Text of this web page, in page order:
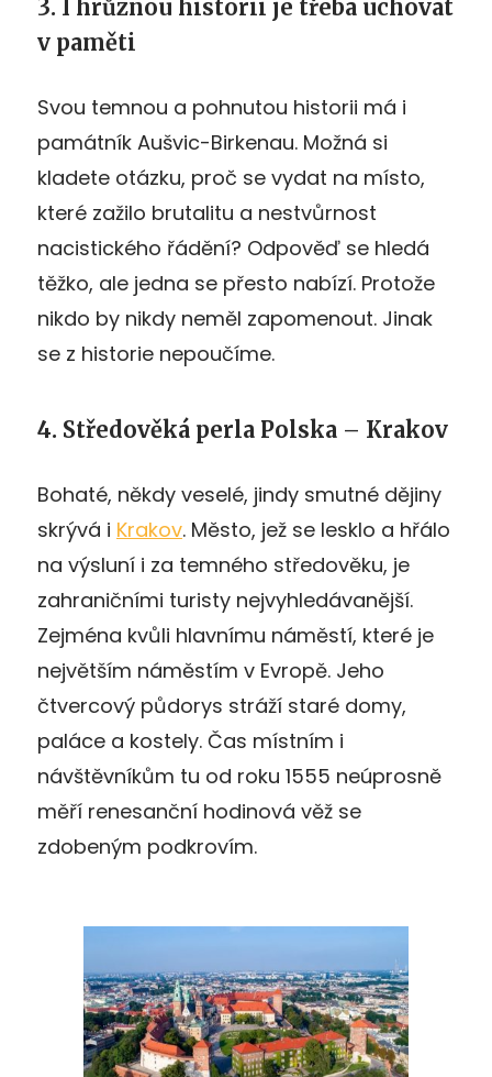
3. I hrůznou historii je třeba uchovat
v paměti
Svou temnou a pohnutou historii má i
památník Aušvic-Birkenau. Možná si
kladete otázku, proč se vydat na místo,
které zažilo brutalitu a nestvůrnost
nacistického řádění? Odpověď se hledá
těžko, ale jedna se přesto nabízí. Protože
nikdo by nikdy neměl zapomenout. Jinak
se z historie nepoučíme.
4. Středověká perla Polska – Krakov
Bohaté, někdy veselé, jindy smutné dějiny
skrývá i Krakov. Město, jež se lesklo a hřálo
na výsluní i za temného středověku, je
zahraničními turisty nejvyhledávanější.
Zejména kvůli hlavnímu náměstí, které je
největším náměstím v Evropě. Jeho
čtvercový půdorys stráží staré domy,
paláce a kostely. Čas místním i
návštěvníkům tu od roku 1555 neúprosně
měří renesanční hodinová věž se
zdobeným podkrovím.